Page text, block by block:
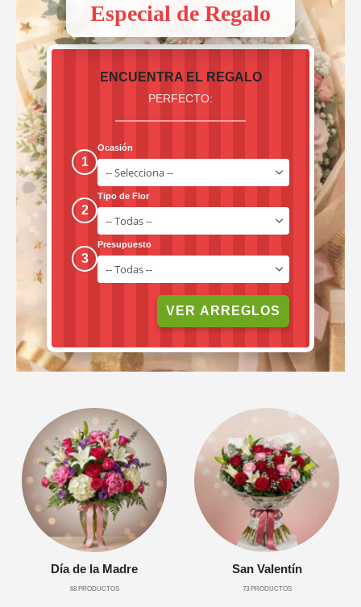
Especial de Regalo
ENCUENTRA EL REGALO
PERFECTO:
1
Ocasión
2
Tipo de Flor
3
Presupuesto
VER ARREGLOS
Día de la Madre
68PRODUCTOS
San Valentín
73PRODUCTOS